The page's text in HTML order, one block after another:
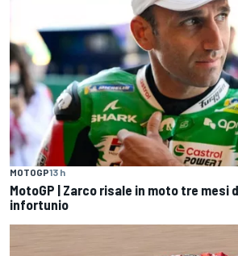
MOTOGP13 h
MotoGP | Zarco risale in moto tre mesi
infortunio